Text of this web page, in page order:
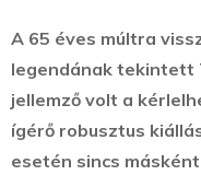
A 65 éves múltra
legendának tekintett
jellemző volt a
ígérő robusztus
esetén sincs